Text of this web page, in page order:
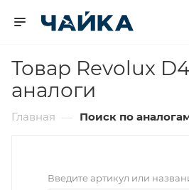
Товар Revolux
аналоги
Главная — Поиск по
Введите артикул или